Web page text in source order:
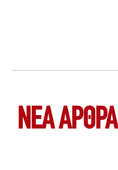
ΝΕΑ ΆΡΘΡΑ